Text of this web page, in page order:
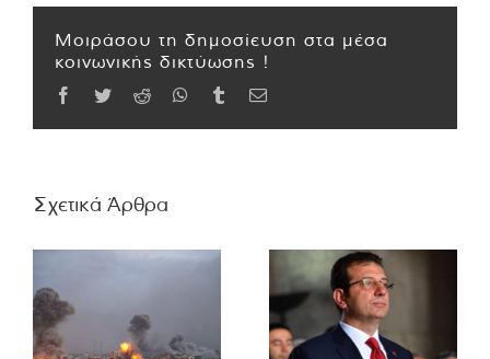
Μοιράσου τη δημοσίευση στα μέσα
κοινωνικής δικτύωσης !
Facebook
TwitterReddit WhatsApp
TumblrEmail
Σχετικά Άρθρα